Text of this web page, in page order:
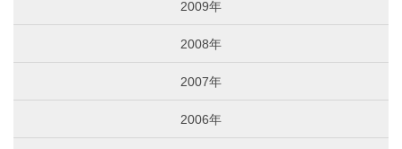
2009年
2008年
2007年
2006年